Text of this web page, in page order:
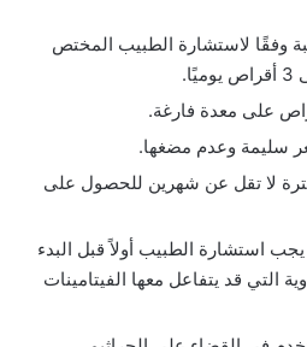
وفقًا لاستشارة الطبيب المختص
على معدة فارغة.
سليمة وعدم مضغها.
لا تقل عن شهرين للحصول على
يجب استشارة الطبيب أولاً قبل البدء
التي قد يتفاعل معها الفيتامينات